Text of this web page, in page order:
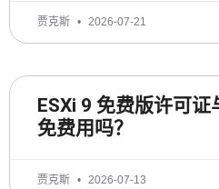
贾克斯 2026-07-21
ESXi 9 免费版许可
免费用吗？
贾克斯 2026-07-13